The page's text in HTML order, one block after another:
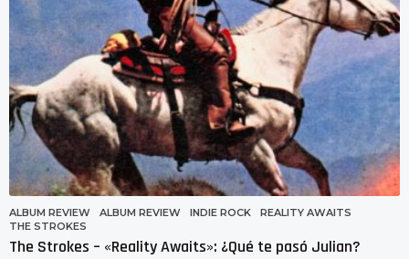
o
ALBUM REVIEW ALBUM REVIEW ,INDIE ROCK ,REALITY AWAITS
THE STROKES
The Strokes – «Reality Awaits»: ¿Qué te pasó Julian?